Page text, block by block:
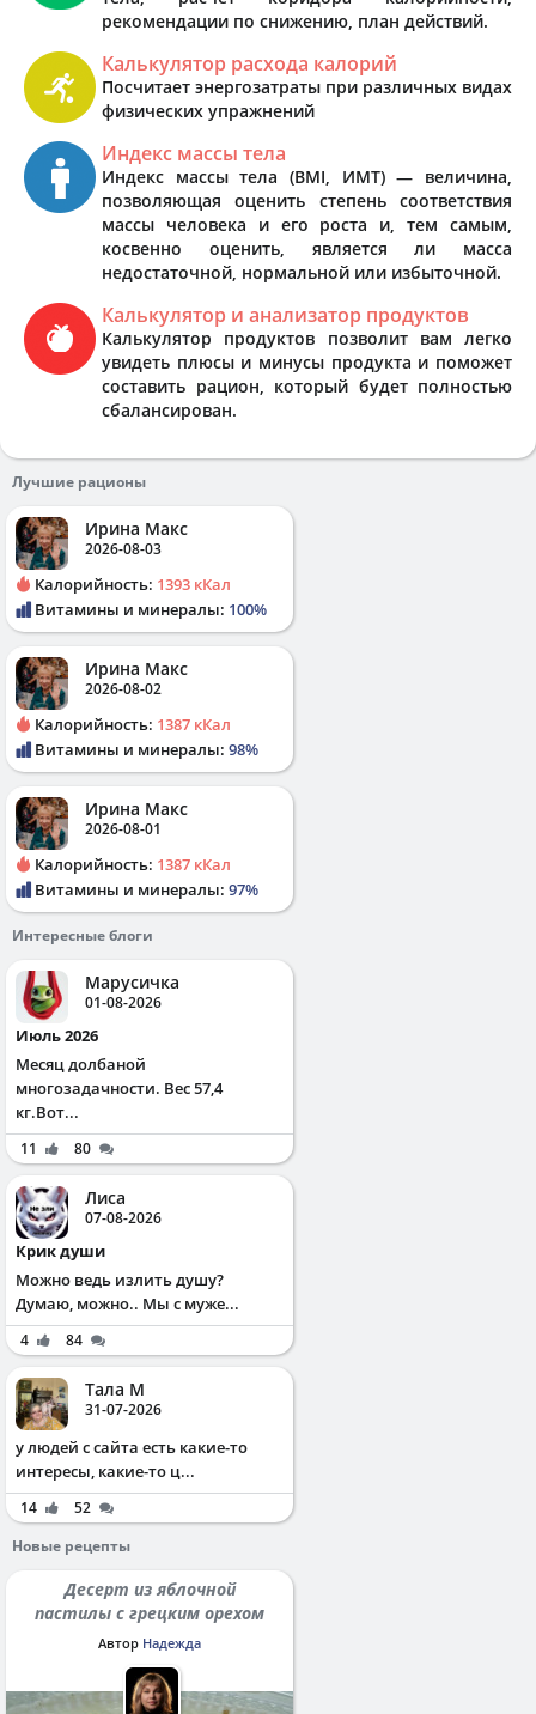
рекомендации по снижению, план действий.
Калькулятор расхода калорий
Посчитает энергозатраты при различных видах
физических упражнений
Индекс массы тела
Индекс массы тела (BMI, ИМТ) — величина,
позволяющая оценить степень соответствия
массы человека и его роста и, тем самым,
косвенно оценить, является ли масса
недостаточной, нормальной или избыточной.
Калькулятор и анализатор продуктов
Калькулятор продуктов позволит вам легко
увидеть плюсы и минусы продукта и поможет
составить рацион, который будет полностью
сбалансирован.
Лучшие рационы
Ирина Макс
2026-08-03
Калорийность: 1393 кКал
Витамины и минералы: 100%
Ирина Макс
2026-08-02
Калорийность: 1387 кКал
Витамины и минералы: 98%
Ирина Макс
2026-08-01
Калорийность: 1387 кКал
Витамины и минералы: 97%
Интересные блоги
Марусичка
01-08-2026
Июль 2026
Месяц долбаной
многозадачности. Вес 57,4
кг.Вот...
11 80
Лиса
07-08-2026
Крик души
Можно ведь излить душу?
Думаю, можно.. Мы с муже...
4 84
Тала М
31-07-2026
у людей с сайта есть какие-то
интересы, какие-то ц...
14
52
Новые рецепты
Десерт из яблочной
пастилы с грецким орехом
Автор Надежда